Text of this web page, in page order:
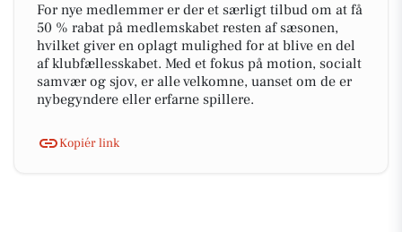
For nye medlemmer er der et særligt tilbud om at få
50 % rabat på medlemskabet resten af sæsonen,
hvilket giver en oplagt mulighed for at blive en del
af klubfællesskabet. Med et fokus på motion, socialt
samvær og sjov, er alle velkomne, uanset om de er
nybegyndere eller erfarne spillere.
Kopiér link